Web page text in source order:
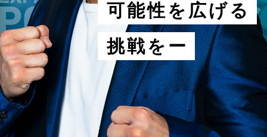
可能性 を 広げ る
挑戦 を ー